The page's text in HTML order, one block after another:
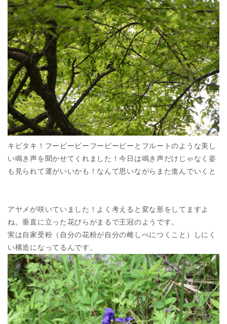
キビタキ！フーピーピーフーピーピーとフルートのような美し
い鳴き声を聞かせてくれました！今日は鳴き声だけじゃなく姿
も見られて運がいいかも！なんて思いながらまた進んでいくと
アヤメが咲いていました！よく考えると変な形をしてますよ
ね。垂直に立った花びらがまるで王冠のようです。
実は自家受粉（自分の花粉が自分の雌しべにつくこと）しにく
い構造になってるんです。